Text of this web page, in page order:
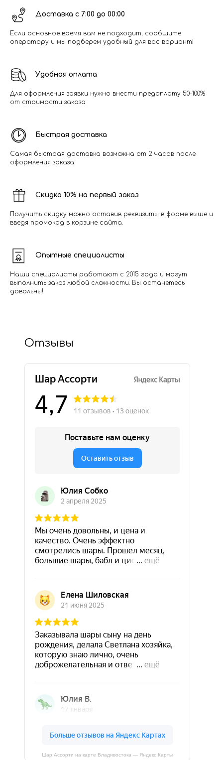
Доставка с 7:00 до 00:00
Если основное время вам не подходит, сообщите
оператору и мы подберем удобный для вас вариант!
Удобная оплата
Для оформления заявки нужно внести предоплату 50-100%
от стоимости заказа
Быстрая доставка
Самая быстрая доставка возможна от 2 часов после
оформления заказа.
Скидка 10% на первый заказ
Получить скидку можно оставив реквизиты в форме выше и
введя промокод в корзине сайта.
Опытные специалисты
Наши специалисты работают с 2015 года и могут
выполнить заказ любой сложности. Вы останетесь
довольны!
Отзывы
Шар Ассорти на карте Владивостока — Яндекс Карты